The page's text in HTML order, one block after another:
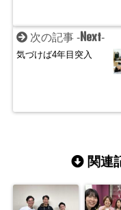
次の記事 - Next-
気づけば4年目突入
関連